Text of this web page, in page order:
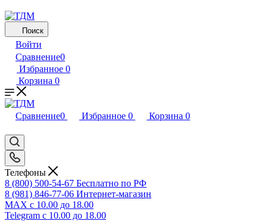
Поиск
Войти
Сравнение0
Избранное 0
Корзина 0
Сравнение0 Избранное 0 Корзина 0
Телефоны
8 (800) 500-54-67 Бесплатно по РФ
8 (981) 846-77-06 Интернет-магазин
MAX с 10.00 до 18.00
Telegram с 10.00 до 18.00